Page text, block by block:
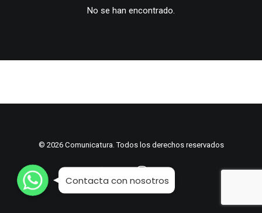
No se han encontrado.
© 2026 Comunicatura. Todos los derechos reservados
WhatsApp
WhatsApp
WhatsApp
Contacta con nosotros